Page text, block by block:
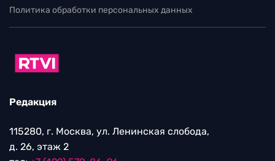
Политика обработки персональных данных
Редакция
115280, г. Москва, ул. Ленинская слобода,
д. 26, этаж 2